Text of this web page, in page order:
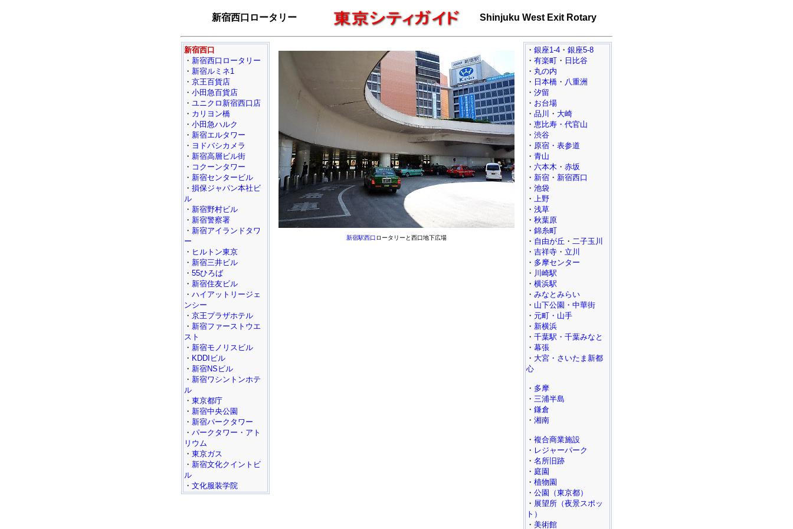
新宿西口ロータリー Shinjuku West Exit Rotary
新宿西口
・ 新宿西口ロータリー
・ 新宿ルミネ1
・ 京王百貨店
・ 小田急百貨店
・ ユニクロ新宿西口店
・ カリヨン橋
・ 小田急ハルク
・ 新宿エルタワー
・ ヨドバシカメラ
・ 新宿高層ビル街
・ コクーンタワー
・ 新宿センタービル
・ 損保ジャパン本社ビ
ル
・ 新宿野村ビル
・ 新宿警察署
・ 新宿アイランドタワ
ー
・ ヒルトン東京
・ 新宿三井ビル
・ 55ひろば
・ 新宿住友ビル
・ ハイアットリージェ
ンシー
・ 京王プラザホテル
・ 新宿ファーストウエ
スト
・ 新宿モノリスビル
・ KDDIビル
・ 新宿NSビル
・ 新宿ワシントンホテ
ル
・ 東京都庁
・ 新宿中央公園
・ 新宿パークタワー
・ パークタワー・アト
リウム
・ 東京ガス
・ 新宿文化クイントビ
ル
・ 文化服装学院
新宿駅西口ロータリーと西口地下広場
・ 銀座1-4 ・ 銀座5-8
・ 有楽町 ・ 日比谷
・ 丸の内
・ 日本橋 ・ 八重洲
・ 汐留
・ お台場
・ 品川 ・ 大崎
・ 恵比寿・代官山
・ 渋谷
・ 原宿・表参道
・ 青山
・ 六本木 ・ 赤坂
・ 新宿 ・ 新宿西口
・ 池袋
・ 上野
・ 浅草
・ 秋葉原
・ 錦糸町
・ 自由が丘 ・ 二子玉川
・ 吉祥寺 ・ 立川
・ 多摩センター
・ 川崎駅
・ 横浜駅
・ みなとみらい
・ 山下公園・中華街
・ 元町・山手
・ 新横浜
・ 千葉駅・千葉みなと
・ 幕張
・ 大宮・さいたま新都
心
・ 多摩
・ 三浦半島
・ 鎌倉
・ 湘南
・ 複合商業施設
・ レジャーパーク
・ 名所旧跡
・ 庭園
・ 植物園
・ 公園（東京都）
・ 展望所（夜景スポッ
ト）
・ 美術館